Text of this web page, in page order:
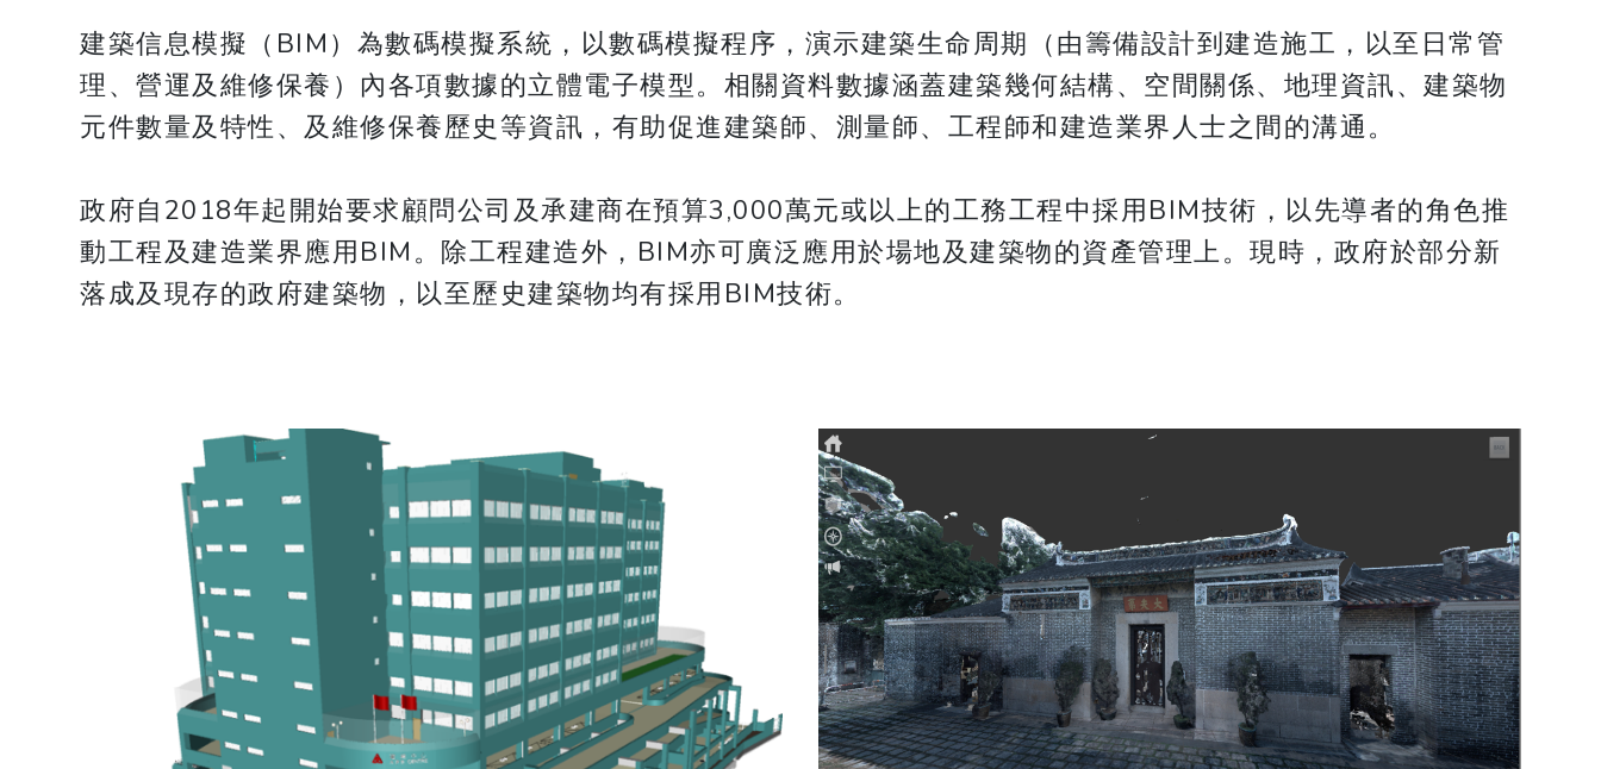
建築信息模擬（BIM）為數碼模擬系統，以數碼模擬程序，演示建築生命周期（由籌備設計到建造施工，以至日常管
理、營運及維修保養）內各項數據的立體電子模型。相關資料數據涵蓋建築幾何結構、空間關係、地理資訊、建築物
元件數量及特性、及維修保養歷史等資訊，有助促進建築師、測量師、工程師和建造業界人士之間的溝通。
政府自2018年起開始要求顧問公司及承建商在預算3,000萬元或以上的工務工程中採用BIM技術，以先導者的角色推
動工程及建造業界應用BIM。除工程建造外，BIM亦可廣泛應用於場地及建築物的資產管理上。現時，政府於部分新
落成及現存的政府建築物，以至歷史建築物均有採用BIM技術。